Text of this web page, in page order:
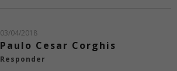
03/04/2018
Paulo Cesar Corghis
Responder